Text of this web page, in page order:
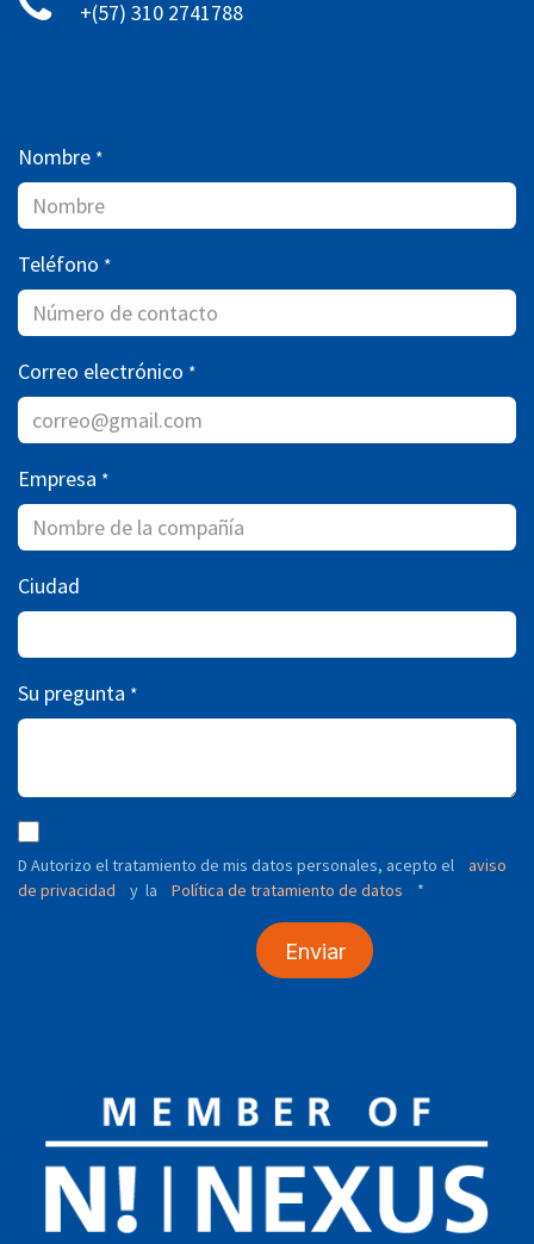
+(57) 310 2741788
Nombre *
Teléfono *
Correo electrónico *
Empresa *
Ciudad
Su pregunta *
D Autorizo ​​el tratamiento de mis datos personales, acepto el
aviso
de privacidad
y la Política de tratamiento de datos *
Enviar